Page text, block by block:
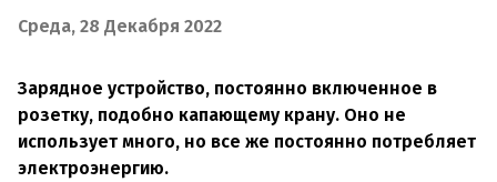
Среда, 28 Декабря 2022
Зарядное устройство, постоянно включенное в
розетку, подобно капающему крану. Оно не
использует много, но все же постоянно потребляет
электроэнергию.